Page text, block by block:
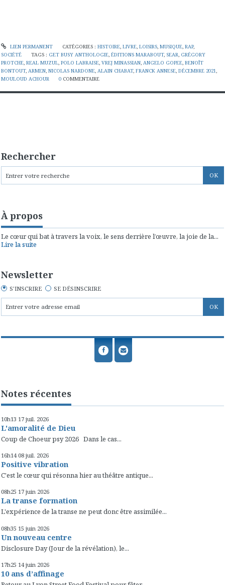
LIEN PERMANENT CATÉGORIES : HISTOIRE, LIVRE, LOISIRS, MUSIQUE, RAP,
SOCIÉTÉ
TAGS : GET BUSY ANTHOLOGIE,ÉDITIONS MARABOUT, SEAR, GRÉGORY
PROTCHE, REAL MUZUL, POLO LABRAISE, VREJ MINASSIAN, ANGELO GOPEE, BENOÎT
BONTOUT, ARMEN, NICOLAS NARDONE, ALAIN CHABAT, FRANCK ANNESE, DÉCEMBRE 2021,
MOULOUD ACHOUR
0 COMMENTAIRE
Rechercher
À propos
Le cœur qui bat à travers la voix, le sens derrière l’œuvre, la joie de la...
Lire la suite
Newsletter
S'INSCRIRE SE DÉSINSCRIRE
Notes récentes
10h13 17 juil. 2026
L'amoralité de Dieu
Coup de Choeur psy 2026 Dans le cas...
16h14 08 juil. 2026
Positive vibration
C'est le cœur qui résonna hier au théâtre antique...
08h25 17 juin 2026
La transe formation
L'expérience de la transe ne peut donc être assimilée...
08h35 15 juin 2026
Un nouveau centre
Disclosure Day (Jour de la révélation), le...
17h25 14 juin 2026
10 ans d’affinage